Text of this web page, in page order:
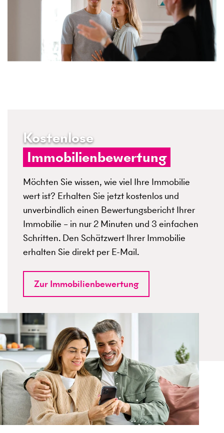
Kostenlose
Immobilienbewertung
Möchten Sie wissen, wie viel Ihre Immobilie
wert ist? Erhalten Sie jetzt kostenlos und
unverbindlich einen Bewertungsbericht Ihrer
Immobilie – in nur 2 Minuten und 3 einfachen
Schritten. Den Schätzwert Ihrer Immobilie
erhalten Sie direkt per E-Mail.
Zur Immobilienbewertung